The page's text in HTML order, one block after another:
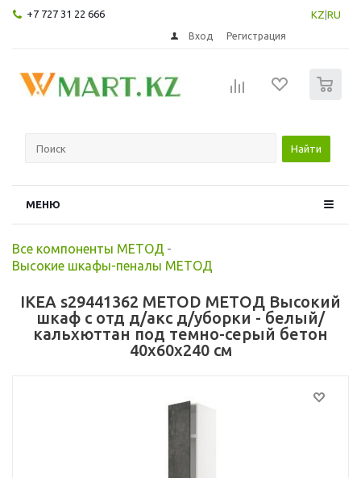
+7 727 31 22 666 KZ RU
Вход Регистрация
Найти
МЕНЮ
Все компоненты МЕТОД -
Высокие шкафы-пеналы МЕТОД
IKEA s29441362 METOD МЕТОД Высокий
шкаф с отд д/акс д/уборки - белый/
кальхюттан под темно-серый бетон
40x60x240 см